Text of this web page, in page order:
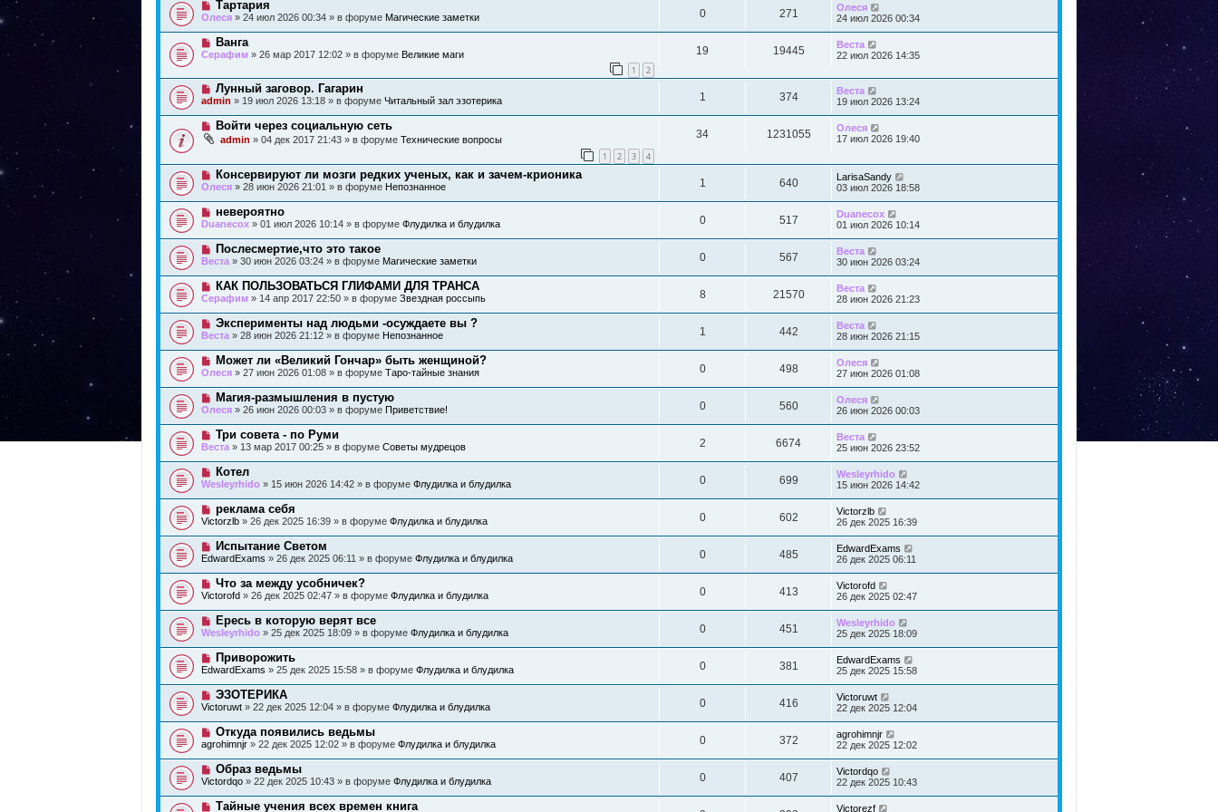
и
е
о
б
е
н
и
с
о
б
щ
н
и
е
Н
о
в
о
е
с
о
б
щ
н
и
е
Тартария
Олеся » 24 июл 2026 00:34 » в форуме Магические заметки 0 271
Олеся
24 июл 2026 00:34
Н
о
в
е
с
о
о
щ
и
е
Ванга
Серафим » 26 мар 2017 12:02 » в форуме Великие маги
1 2
19 19445
Веста
22 июл 2026 14:35
Н
о
о
е
с
о
щ
и
е
Лунный заговор. Гагарин
admin » 19 июл 2026 13:18 » в форуме Читальный зал эзотерика 1 374
Веста
19 июл 2026 13:24
Н
о
в
е
с
о
о
б
щ
н
и
е
Войти через социальную сеть
admin » 04 дек 2017 21:43 » в форуме Технические вопросы
1 2 3 4
34 1231055
Олеся
17 июл 2026 19:40
Н
о
о
е
с
о
б
е
н
и
е
Консервируют ли мозги редких ученых, как и зачем-крионика
Олеся » 28 июн 2026 21:01 » в форуме Непознанное 1 640
LarisaSandy
03 июл 2026 18:58
Н
о
о
е
с
о
б
е
н
и
е
невероятно
Duanecox » 01 июл 2026 10:14 » в форуме Флудилка и блудилка 0 517
Duanecox
01 июл 2026 10:14
Н
о
о
е
с
о
о
б
е
н
и
е
Послесмертие,что это такое
Веста » 30 июн 2026 03:24 » в форуме Магические заметки 0 567
Веста
30 июн 2026 03:24
Н
о
в
о
е
с
о
б
е
н
и
е
КАК ПОЛЬЗОВАТЬСЯ ГЛИФАМИ ДЛЯ ТРАНСА
Серафим » 14 апр 2017 22:50 » в форуме Звездная россыпь 8 21570
Веста
28 июн 2026 21:23
Н
о
о
е
с
о
б
е
и
е
Эксперименты над людьми -осуждаете вы ?
Веста » 28 июн 2026 21:12 » в форуме Непознанное 1 442
Веста
28 июн 2026 21:15
Н
о
о
е
с
о
о
б
е
н
и
е
Может ли «Великий Гончар» быть женщиной?
Олеся » 27 июн 2026 01:08 » в форуме Таро-тайные знания 0 498
Олеся
27 июн 2026 01:08
Н
о
о
с
о
б
н
и
е
Магия-размышления в пустую
Олеся » 26 июн 2026 00:03 » в форуме Приветствие! 0 560
Олеся
26 июн 2026 00:03
Н
о
о
е
с
о
о
б
е
н
и
е
Три совета - по Руми
Веста » 13 мар 2017 00:25 » в форуме Советы мудрецов 2 6674
Веста
25 июн 2026 23:52
Н
о
о
с
о
б
е
и
е
Котел
Wesleyrhido » 15 июн 2026 14:42 » в форуме Флудилка и блудилка 0 699
Wesleyrhido
15 июн 2026 14:42
Н
о
о
е
с
о
о
б
е
н
и
е
реклама себя
Victorzlb » 26 дек 2025 16:39 » в форуме Флудилка и блудилка 0 602
Victorzlb
26 дек 2025 16:39
Н
о
о
е
с
о
б
е
н
и
е
Испытание Светом
EdwardExams » 26 дек 2025 06:11 » в форуме Флудилка и блудилка 0 485
EdwardExams
26 дек 2025 06:11
Н
о
о
е
с
о
б
е
н
и
е
Что за между усобничек?
Victorofd » 26 дек 2025 02:47 » в форуме Флудилка и блудилка 0 413
Victorofd
26 дек 2025 02:47
Н
о
о
е
с
о
о
б
е
н
и
е
Ересь в которую верят все
Wesleyrhido » 25 дек 2025 18:09 » в форуме Флудилка и блудилка 0 451
Wesleyrhido
25 дек 2025 18:09
Н
о
о
е
с
о
о
б
е
н
и
е
Приворожить
EdwardExams » 25 дек 2025 15:58 » в форуме Флудилка и блудилка 0 381
EdwardExams
25 дек 2025 15:58
Н
о
о
е
с
о
о
б
е
ЭЗОТЕРИКА
Victoruwt » 22 дек 2025 12:04 » в форуме Флудилка и блудилка 0 416
Victoruwt
22 дек 2025 12:04
Н
о
в
о
е
с
о
о
Откуда появились ведьмы
agrohimnjr » 22 дек 2025 12:02 » в форуме Флудилка и блудилка 0 372
agrohimnjr
22 дек 2025 12:02
Н
о
о
Образ ведьмы
Victordqo » 22 дек 2025 10:43 » в форуме Флудилка и блудилка 0 407
Victordqo
22 дек 2025 10:43
НТайные учения всех времен книга Victorezf